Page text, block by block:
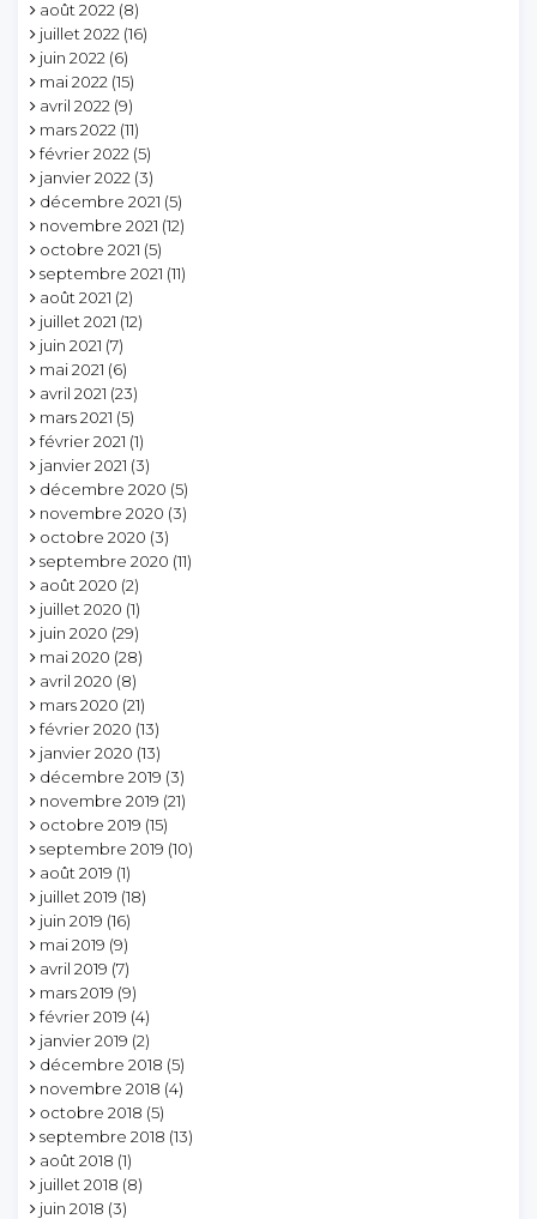
août 2022 (8)
juillet 2022 (16)
juin 2022 (6)
mai 2022 (15)
avril 2022 (9)
mars 2022 (11)
février 2022 (5)
janvier 2022 (3)
décembre 2021 (5)
novembre 2021 (12)
octobre 2021 (5)
septembre 2021 (11)
août 2021 (2)
juillet 2021 (12)
juin 2021 (7)
mai 2021 (6)
avril 2021 (23)
mars 2021 (5)
février 2021 (1)
janvier 2021 (3)
décembre 2020 (5)
novembre 2020 (3)
octobre 2020 (3)
septembre 2020 (11)
août 2020 (2)
juillet 2020 (1)
juin 2020 (29)
mai 2020 (28)
avril 2020 (8)
mars 2020 (21)
février 2020 (13)
janvier 2020 (13)
décembre 2019 (3)
novembre 2019 (21)
octobre 2019 (15)
septembre 2019 (10)
août 2019 (1)
juillet 2019 (18)
juin 2019 (16)
mai 2019 (9)
avril 2019 (7)
mars 2019 (9)
février 2019 (4)
janvier 2019 (2)
décembre 2018 (5)
novembre 2018 (4)
octobre 2018 (5)
septembre 2018 (13)
août 2018 (1)
juillet 2018 (8)
juin 2018 (3)